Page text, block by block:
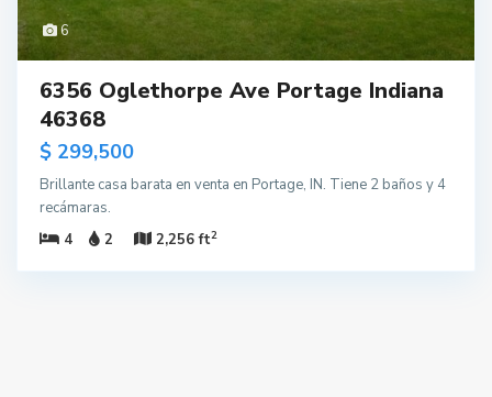
6
6356 Oglethorpe Ave Portage Indiana
46368
$ 299,500
Brillante casa barata en venta en Portage, IN. Tiene 2 baños y 4
recámaras.
4
2 2,256 ft2